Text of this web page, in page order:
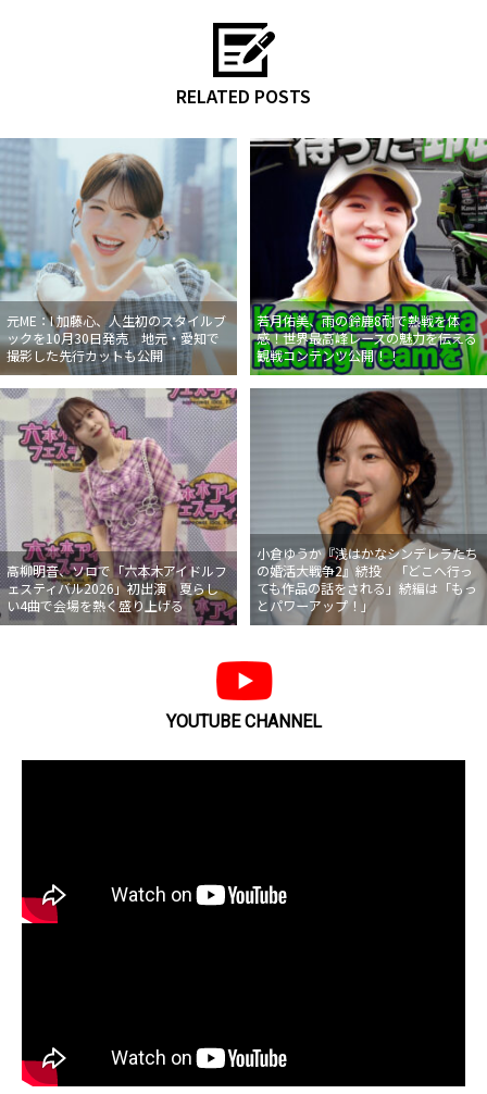
RELATED POSTS
元ME：I 加藤心、人生初のスタイルブ
ックを10月30日発売 地元・愛知で
撮影した先行カットも公開
若月佑美、雨の鈴鹿8耐で熱戦を体
感！世界最高峰レースの魅力を伝える
観戦コンテンツ公開！！
高柳明音、ソロで「六本木アイドルフ
ェスティバル2026」初出演 夏らし
い4曲で会場を熱く盛り上げる
小倉ゆうか『浅はかなシンデレラたち
の婚活大戦争2』続投 「どこへ行っ
ても作品の話をされる」続編は「もっ
とパワーアップ！」
YOUTUBE CHANNEL